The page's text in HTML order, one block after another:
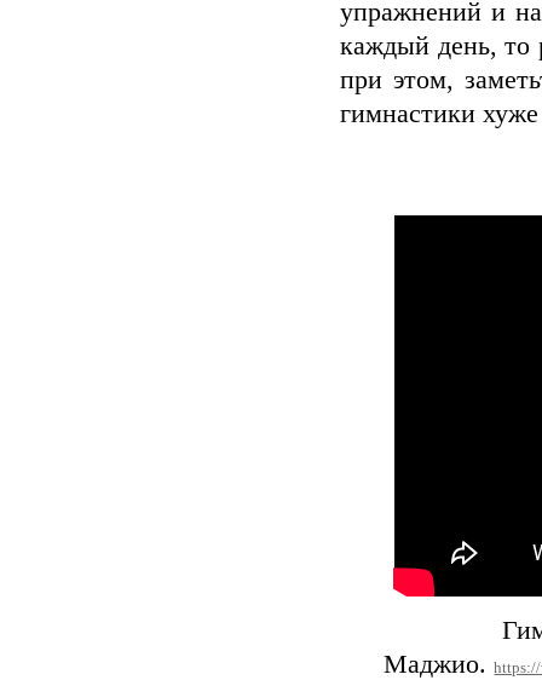
упражнений и
каждый день, то
при этом,
гимнастики
Маджио.